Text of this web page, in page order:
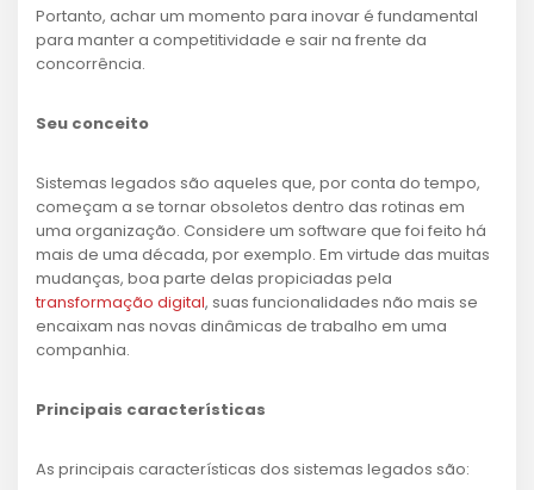
Portanto, achar um momento para inovar é fundamental
para manter a competitividade e sair na frente da
concorrência.
Seu conceito
Sistemas legados são aqueles que, por conta do tempo,
começam a se tornar obsoletos dentro das rotinas em
uma organização. Considere um software que foi feito há
mais de uma década, por exemplo. Em virtude das muitas
mudanças, boa parte delas propiciadas pela
transformação digital, suas funcionalidades não mais se
encaixam nas novas dinâmicas de trabalho em uma
companhia.
Principais características
As principais características dos sistemas legados são: